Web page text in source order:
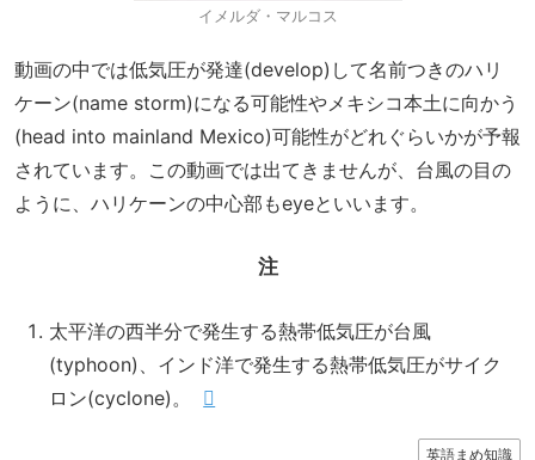
イメルダ・マルコス
動画の中では低気圧が発達(develop)して名前つきのハリ
ケーン(name storm)になる可能性やメキシコ本土に向かう
(head into mainland Mexico)可能性がどれぐらいかが予報
されています。この動画では出てきませんが、台風の目の
ように、ハリケーンの中心部もeyeといいます。
注
太平洋の西半分で発生する熱帯低気圧が台風
(typhoon)、インド洋で発生する熱帯低気圧がサイク
ロン(cyclone)。
英語まめ知識